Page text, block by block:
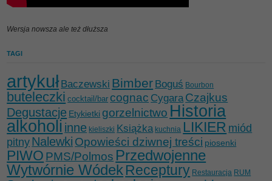
Wersja nowsza ale też dłuższa
TAGI
artykułBaczewski Bimber Boguś Bourbon
buteleczki cocktail/bar cognac CygaraCzajkus
Degustacje Etykietki gorzelnictwo Historia
alkoholi inne kieliszki Książka kuchnia LIKIER miód
pitny Nalewki Opowieści dziwnej treści piosenki
PIWO PMS/Polmos Przedwojenne
Wytwórnie WódekReceptury Restauracja RUM